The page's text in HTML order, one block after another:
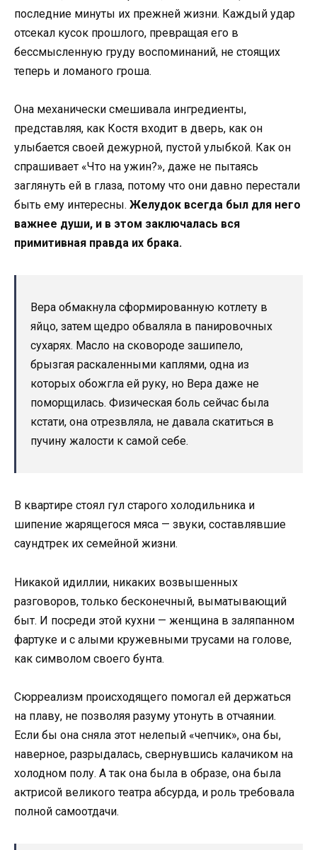
последние минуты их прежней жизни. Каждый удар
отсекал кусок прошлого, превращая его в
бессмысленную груду воспоминаний, не стоящих
теперь и ломаного гроша.
Она механически смешивала ингредиенты,
представляя, как Костя входит в дверь, как он
улыбается своей дежурной, пустой улыбкой. Как он
спрашивает «Что на ужин?», даже не пытаясь
заглянуть ей в глаза, потому что они давно перестали
быть ему интересны. Желудок всегда был для него
важнее души, и в этом заключалась вся
примитивная правда их брака.
Вера обмакнула сформированную котлету в
яйцо, затем щедро обваляла в панировочных
сухарях. Масло на сковороде зашипело,
брызгая раскаленными каплями, одна из
которых обожгла ей руку, но Вера даже не
поморщилась. Физическая боль сейчас была
кстати, она отрезвляла, не давала скатиться в
пучину жалости к самой себе.
В квартире стоял гул старого холодильника и
шипение жарящегося мяса — звуки, составлявшие
саундтрек их семейной жизни.
Никакой идиллии, никаких возвышенных
разговоров, только бесконечный, выматывающий
быт. И посреди этой кухни — женщина в заляпанном
фартуке и с алыми кружевными трусами на голове,
как символом своего бунта.
Сюрреализм происходящего помогал ей держаться
на плаву, не позволяя разуму утонуть в отчаянии.
Если бы она сняла этот нелепый «чепчик», она бы,
наверное, разрыдалась, свернувшись калачиком на
холодном полу. А так она была в образе, она была
актрисой великого театра абсурда, и роль требовала
полной самоотдачи.